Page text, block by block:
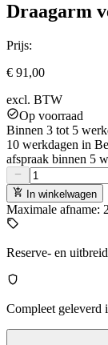
Draagarm
Prijs:
€ 91,00
excl. BTW
Op voorraad
Binnen 3 tot 5
10 werkdagen in
afspraak binnen 5
In winkelwagen
Maximale afname:
Reserve- en
Compleet geleverd